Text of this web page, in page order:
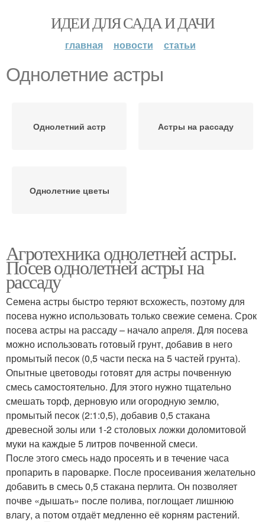
ИДЕИ ДЛЯ САДА И ДАЧИ
главная новости статьи
Однолетние астры
Однолетний астр Астры на рассаду
Однолетние цветы
Агротехника однолетней астры.
Посев однолетней астры на
рассаду
Семена астры быстро теряют всхожесть, поэтому для
посева нужно использовать только свежие семена. Срок
посева астры на рассаду – начало апреля. Для посева
можно использовать готовый грунт, добавив в него
промытый песок (0,5 части песка на 5 частей грунта).
Опытные цветоводы готовят для астры почвенную
смесь самостоятельно. Для этого нужно тщательно
смешать торф, дерновую или огородную землю,
промытый песок (2:1:0,5), добавив 0,5 стакана
древесной золы или 1-2 столовых ложки доломитовой
муки на каждые 5 литров почвенной смеси.
После этого смесь надо просеять и в течение часа
пропарить в пароварке. После просеивания желательно
добавить в смесь 0,5 стакана перлита. Он позволяет
почве «дышать» после полива, поглощает лишнюю
влагу, а потом отдаёт медленно её корням растений.